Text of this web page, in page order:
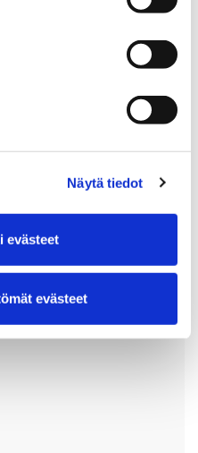
Näytä tiedot
evästeet
evästeet
4, 29600 Pori